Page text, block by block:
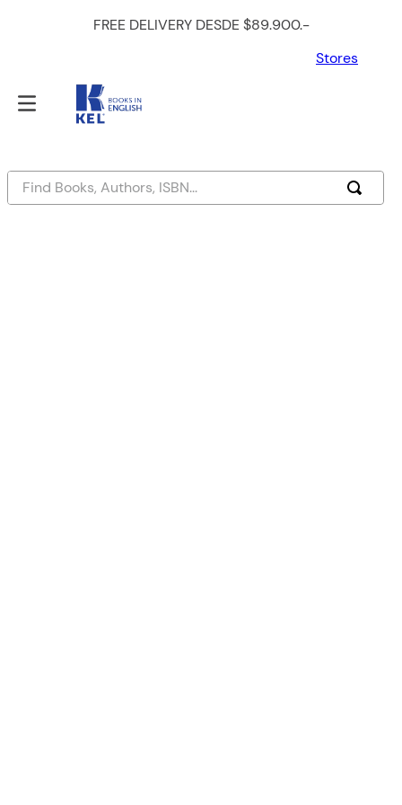
FREE DELIVERY DESDE $89.900.-
Stores
Find Books, Authors, ISBN...